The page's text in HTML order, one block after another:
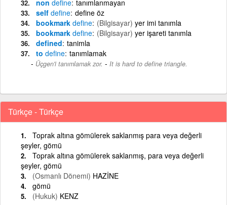
non define tanımlanmayan
self define define öz
bookmark define (Bilgisayar) yer imi tanımla
bookmark define (Bilgisayar) yer işareti tanımla
defined tanimla
to define tanımlamak
Üçgen'i tanımlamak zor. - It is hard to define triangle.
Türkçe - Türkçe
Toprak altına gömülerek saklanmış para veya değerli
şeyler, gömü
Toprak altına gömülerek saklanmış, para veya değerli
şeyler, gömü
(Osmanlı Dönemi) HAZİNE
gömü
(Hukuk) KENZ